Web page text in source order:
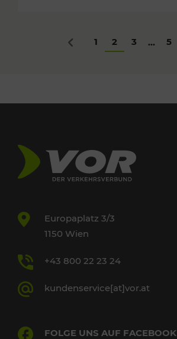
Zurück
1 2 3 ... 5
Europaplatz 3/3
1150 Wien
+43 800 22 23 24
kundenservice[at]vor.at
FOLGE UNS AUF FACEBOOK